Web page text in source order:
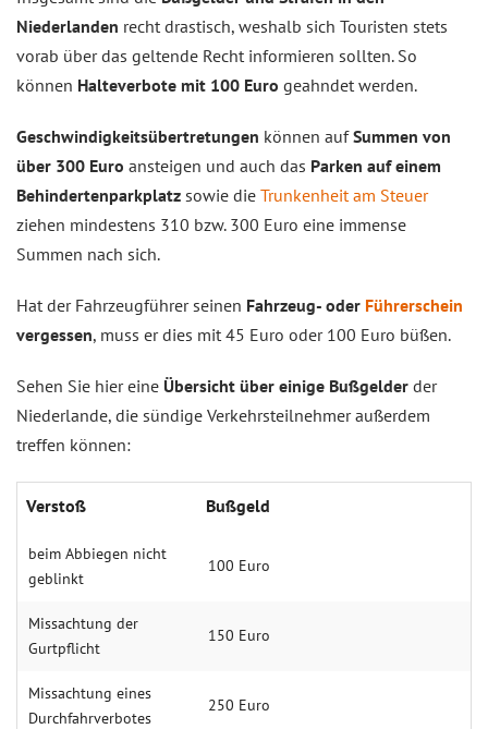
Niederlanden recht drastisch, weshalb sich Touristen stets
vorab über das geltende Recht informieren sollten. So
können Halteverbote mit 100 Euro geahndet werden.
Geschwindigkeitsübertretungen können aufSummen von
über 300 Euro ansteigen und auch das Parken auf einem
Behindertenparkplatz sowie die Trunkenheit am Steuer
ziehen mindestens 310 bzw. 300 Euro eine immense
Summen nach sich.
Hat der Fahrzeugführer seinen Fahrzeug- oder Führerschein
vergessen, muss er dies mit 45 Euro oder 100 Euro büßen.
Sehen Sie hier eine Übersicht über einige Bußgelder der
Niederlande, die sündige Verkehrsteilnehmer außerdem
treffen können:
Verstoß Bußgeld
beim Abbiegen nicht
geblinkt
100 Euro
Missachtung der
Gurtpflicht
150 Euro
Missachtung eines
Durchfahrverbotes
250 Euro